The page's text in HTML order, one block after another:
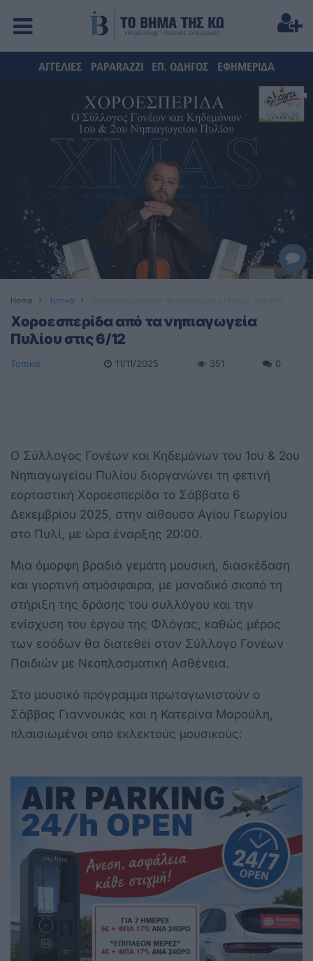
ΑΓΓΕΛΙΕΣ PAPARAZZI ΕΠ. ΟΔΗΓΟΣ ΕΦΗΜΕΡΙΔΑ
Home Τοπικά
Χοροεσπερίδα από τα νηπιαγωγεία
Πυλίου στις 6/12
Τοπικά 11/11/2025 351 0
Ο Σύλλογος Γονέων και Κηδεμόνων του 1ου & 2ου
Νηπιαγωγείου Πυλίου διοργανώνει τη φετινή
εορταστική Χοροεσπερίδα το Σάββατο 6
Δεκεμβρίου 2025, στην αίθουσα Αγίου Γεωργίου
στο Πυλί, με ώρα έναρξης 20:00.
Μια όμορφη βραδιά γεμάτη μουσική, διασκέδαση
και γιορτινή ατμόσφαιρα, με μοναδικό σκοπό τη
στήριξη της δράσης του συλλόγου και την
ενίσχυση του έργου της Φλόγας, καθώς μέρος
των εσόδων θα διατεθεί στον Σύλλογο Γονέων
Παιδιών με Νεοπλασματική Ασθένεια.
Στο μουσικό πρόγραμμα πρωταγωνιστούν ο
Σάββας Γιαννουκάς και η Κατερίνα Μαρούλη,
πλαισιωμένοι από εκλεκτούς μουσικούς: